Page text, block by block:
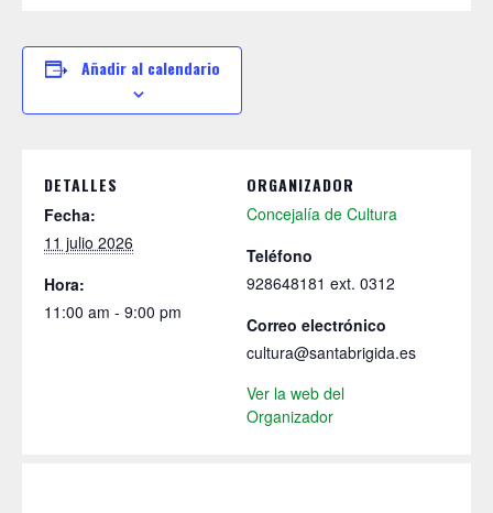
Añadir al calendario
DETALLES
Fecha:
11 julio 2026
Hora:
11:00 am - 9:00 pm
ORGANIZADOR
Concejalía de Cultura
Teléfono
928648181 ext. 0312
Correo electrónico
cultura@santabrigida.es
Ver la web del
Organizador